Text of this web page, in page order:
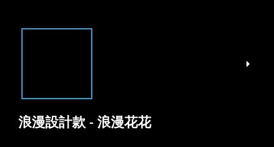
浪漫設計款 - 浪漫花花